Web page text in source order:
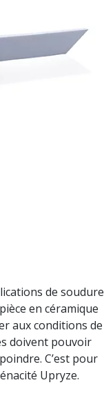
de soudure
en céramique
aux conditions de
doivent pouvoir
C’est pour
Upryze.